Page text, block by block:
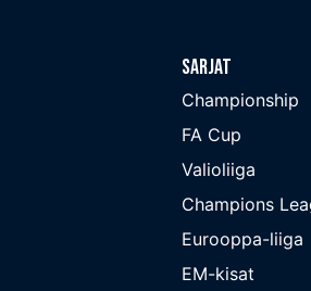
Sarjat
Championship
FA Cup
Valioliiga
Champions
Eurooppa-liiga
EM-kisat